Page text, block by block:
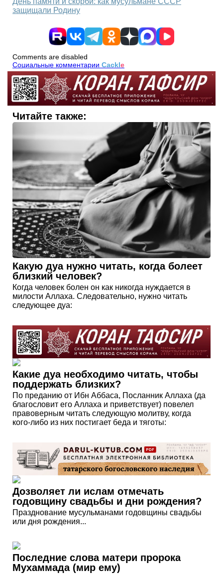
защищали Родину
Comments are disabled
Социальные комментарии Cackle
Читайте также:
Какую дуа нужно читать, когда болеет
близкий человек?
Когда человек болен он как никогда нуждается в
милости Аллаха. Следовательно, нужно читать
следующее дуа:
Какие дуа необходимо читать, чтобы
поддержать близких?
По преданию от Ибн Аббаса, Посланник Аллаха (да
благословит его Аллаха и приветствует) повелел
правоверным читать следующую молитву, когда
кого-либо из них постигает беда и тяготы:
Дозволяет ли ислам отмечать
годовщину свадьбы и дни рождения?
Празднование мусульманами годовщины свадьбы
или дня рождения...
Последние слова матери пророка
Мухаммада (мир ему)